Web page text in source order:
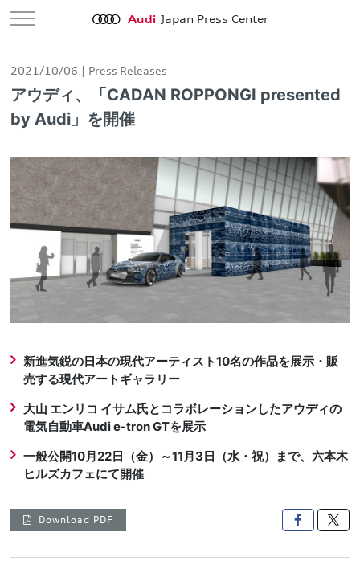
Audi Japan Press Center
2021/10/06 Press Releases
アウディ、「CADAN ROPPONGI presented
by Audi」を開催
新進気鋭の日本の現代アーティスト10名の作品を展示・販
売する現代アートギャラリー
大山 エンリコ イサム氏とコラボレーションしたアウディの
電気自動車Audi e-tron GTを展示
一般公開10月22日（金）～11月3日（水・祝）まで、六本木
ヒルズカフェにて開催
Download PDF 